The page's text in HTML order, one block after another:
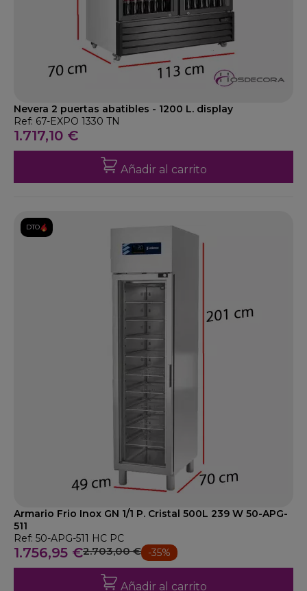
Nevera 2 puertas abatibles - 1200 L. display
Ref: 67-EXPO 1330 TN
1.717,10 €
Añadir al carrito
DTO.
Armario Frio Inox GN 1/1 P. Cristal 500L 239 W 50-APG-
511
Ref: 50-APG-511 HC PC
1.756,95 €2.703,00 € -35%
Añadir al carrito